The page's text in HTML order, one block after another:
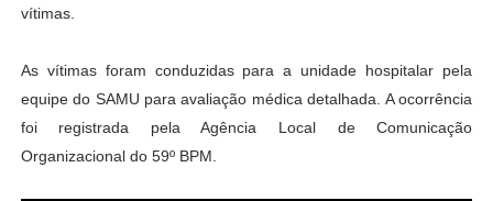
vítimas.
As vítimas foram conduzidas para a unidade hospitalar pela
equipe do SAMU para avaliação médica detalhada. A ocorrência
foi registrada pela Agência Local de Comunicação
Organizacional do 59º BPM.